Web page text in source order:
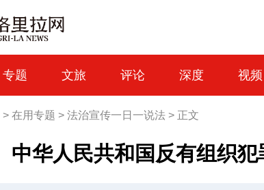
专题 文旅 评论 深度 视频
> 在用专题 > 法治宣传一日一说法 > 正文
中华人民共和国反有组织犯